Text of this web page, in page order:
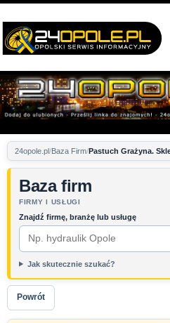
24opole.pl Baza Firm Pastuch Grażyna.
Baza firm
FIRMY I USŁUGI
Znajdź firmę, branżę lub usługę
Jak skutecznie szukać?
Powrót